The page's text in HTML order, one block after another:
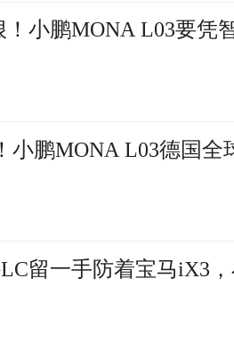
！小鹏MONA L03要凭
小鹏MONA L03德国全
留一手防着宝马iX3